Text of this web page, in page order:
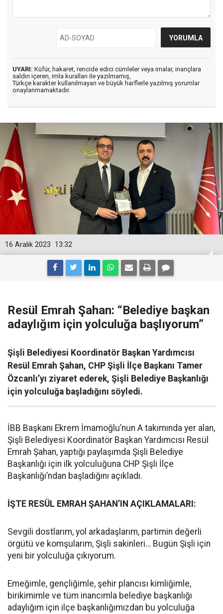
UYARI: Küfür, hakaret, rencide edici cümleler veya imalar, inançlara
saldırı içeren, imla kuralları ile yazılmamış,
Türkçe karakter kullanılmayan ve büyük harflerle yazılmış yorumlar
onaylanmamaktadır.
13:32
16 Aralık 2023
Resül Emrah Şahan: “Belediye başkan
adaylığım için yolculuğa başlıyorum”
Şişli Belediyesi Koordinatör Başkan Yardımcısı
Resül Emrah Şahan, CHP Şişli İlçe Başkanı Tamer
Özcanlı’yı ziyaret ederek, Şişli Belediye Başkanlığı
için yolculuğa başladığını söyledi.
İBB Başkanı Ekrem İmamoğlu’nun A takımında yer alan,
Şişli Belediyesi Koordinatör Başkan Yardımcısı Resül
Emrah Şahan, yaptığı paylaşımda Şişli Belediye
Başkanlığı için ilk yolculuğuna CHP Şişli İlçe
Başkanlığı’ndan başladığını açıkladı.
İŞTE RESÜL EMRAH ŞAHAN’IN AÇIKLAMALARI:
Sevgili dostlarım, yol arkadaşlarım, partimin değerli
örgütü ve komşularım, Şişli sakinleri… Bugün Şişli için
yeni bir yolculuğa çıkıyorum.
Emeğimle, gençliğimle, şehir plancısı kimliğimle,
birikimimle ve tüm inancımla belediye başkanlığı
adaylığım için ilçe başkanlığımızdan bu yolculuğa